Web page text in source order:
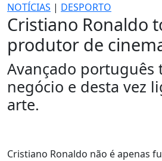
NOTÍCIAS | DESPORTO
Cristiano Ronaldo
produtor de
Avançado português
negócio e desta vez
arte.
Cristiano Ronaldo não é apenas